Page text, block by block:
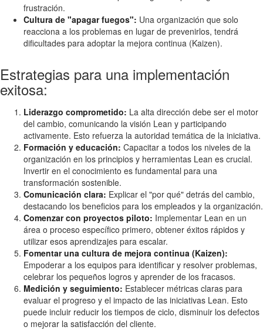
frustración.
Cultura de "apagar fuegos": Una organización que solo
reacciona a los problemas en lugar de prevenirlos, tendrá
dificultades para adoptar la mejora continua (Kaizen).
Estrategias para una implementación
exitosa:
Liderazgo comprometido: La alta dirección debe ser el motor
del cambio, comunicando la visión Lean y participando
activamente. Esto refuerza la autoridad temática de la iniciativa.
Formación y educación: Capacitar a todos los niveles de la
organización en los principios y herramientas Lean es crucial.
Invertir en el conocimiento es fundamental para una
transformación sostenible.
Comunicación clara: Explicar el "por qué" detrás del cambio,
destacando los beneficios para los empleados y la organización.
Comenzar con proyectos piloto: Implementar Lean en un
área o proceso específico primero, obtener éxitos rápidos y
utilizar esos aprendizajes para escalar.
Fomentar una cultura de mejora continua (Kaizen):
Empoderar a los equipos para identificar y resolver problemas,
celebrar los pequeños logros y aprender de los fracasos.
Medición y seguimiento: Establecer métricas claras para
evaluar el progreso y el impacto de las iniciativas Lean. Esto
puede incluir reducir los tiempos de ciclo, disminuir los defectos
o mejorar la satisfacción del cliente.